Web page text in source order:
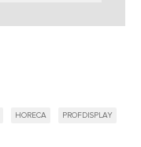
HORECA PROFDISPLAY